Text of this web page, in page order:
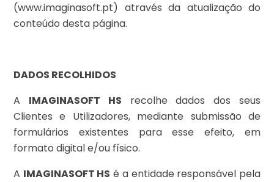
(www.imaginasoft.pt) através da atualização do
conteúdo desta página.
DADOS RECOLHIDOS
A IMAGINASOFT HS recolhe dados dos seus
Clientes e Utilizadores, mediante submissão de
formulários existentes para esse efeito, em
formato digital e/ou físico.
A IMAGINASOFT HS é a entidade responsável pela